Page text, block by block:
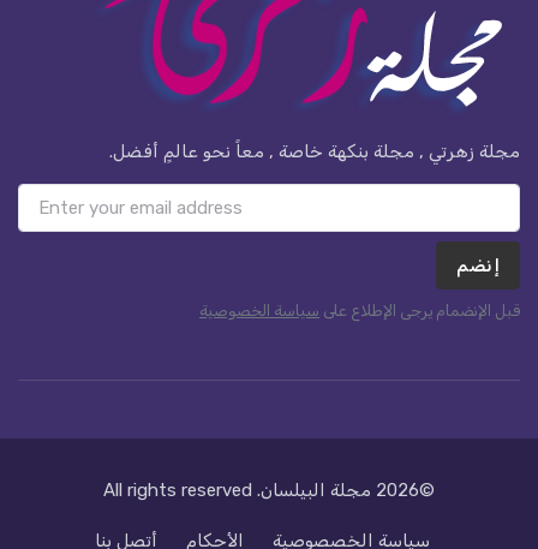
مجلة زهرتي , مجلة بنكهة خاصة , معاً نحو عالمٍ أفضل.
إنضم
قبل الإنضمام يرجى الإطلاع على سياسة الخصوصية
©2026 مجلة البيلسان. All rights reserved
سياسة الخصصوصية الأحكام أتصل بنا